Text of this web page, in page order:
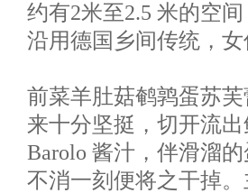
约有2米至2.5 米的空
沿用德国乡间传统，
前菜羊肚菇鹌鹑蛋苏
来十分坚挺，切开流
Barolo 酱汁，伴滑溜
不消一刻便将之干掉